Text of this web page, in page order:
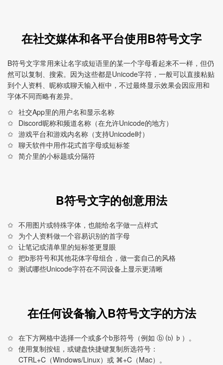
在社交媒体和各平台使用B符号文字
B符号文字常用来让名字或短语里的某一个字母看起来不一样，但仍
然可以复制、搜索。因为这些都是Unicode字符，一般可以直接粘贴
到个人资料、昵称或聊天输入框中，不过最终显示效果会因应用和
字体不同而略有差异。
社交App里的用户名和显示名称
Discord昵称和频道名称（在允许Unicode的地方）
游戏平台和游戏内名称（支持Unicode时）
聊天软件中用作花式首字母或短标签
简介里的小标题或分隔符
B符号文字的创意用法
不用图片或特殊字体，也能给名字做一点样式
为个人资料做一个容易识别的首字母
让笔记或清单里的短标签更显眼
把b形符号和其他花体字母组合，做一套自己的风格
测试哪些Unicode字符在不同设备上显示更清晰
在任何设备输入B符号文字的方法
在下方网格中选择一个或多个b形符号（例如 ⓑ ⒝ ♭）。
使用复制按钮，或键盘快捷键复制所选符号：
CTRL+C（Windows/Linux）或 ⌘+C（Mac）。